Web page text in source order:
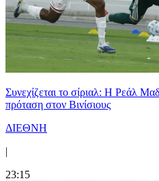
Συνεχίζεται το σίριαλ: Η Ρεάλ
πρόταση στον Βινίσιους
ΔΙΕΘΝΗ
|
23:15